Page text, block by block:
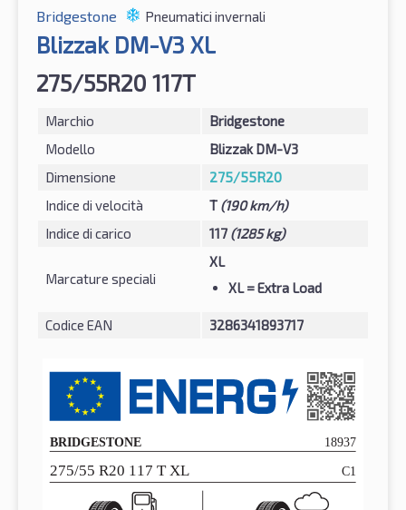
Bridgestone Pneumatici invernali
Blizzak DM-V3 XL
275/55R20 117T
Marchio
Bridgestone
Modello
Blizzak DM-V3
Dimensione
275/55R20
Indice di velocità
T (190 km/h)
Indice di carico
117 (1285 kg)
Marcature speciali
XL
XL= Extra Load
Codice EAN 3286341893717